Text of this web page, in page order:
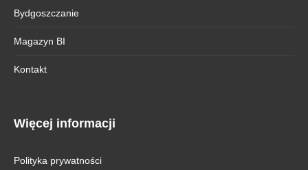
Bydgoszczanie
Magazyn BI
Kontakt
Więcej informacji
Polityka prywatności